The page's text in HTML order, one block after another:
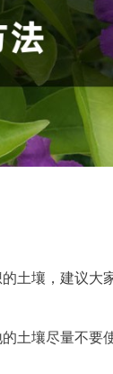
土壤，建议大
土壤尽量不要